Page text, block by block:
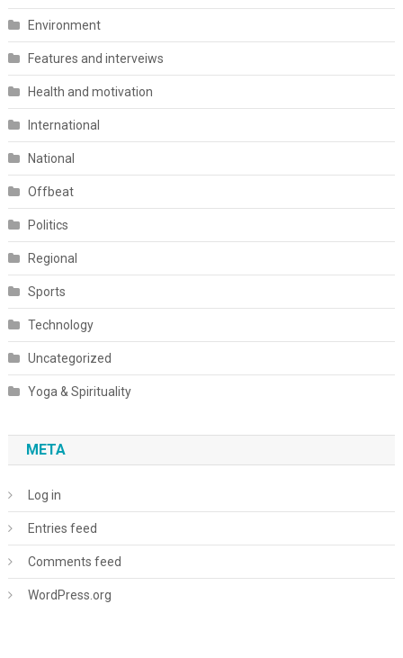
Environment
Features and interveiws
Health and motivation
International
National
Offbeat
Politics
Regional
Sports
Technology
Uncategorized
Yoga & Spirituality
META
Log in
Entries feed
Comments feed
WordPress.org